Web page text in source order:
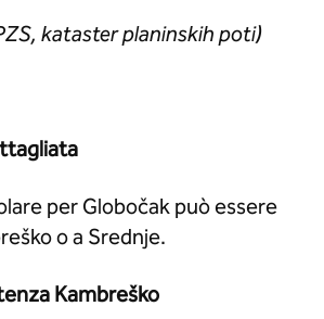
kataster planinskih poti)
per Globočak può essere
o a Srednje.
Kambreško